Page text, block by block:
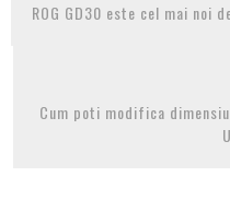
ROG GD30 este cel mai noi
Cum poti modifica